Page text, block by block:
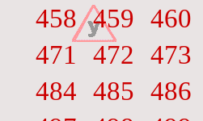
458 459 460
471
472 473
484 485 486